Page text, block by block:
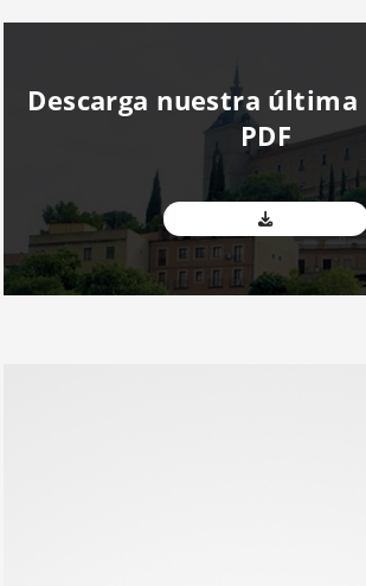
Descarga nuestra última
PDF